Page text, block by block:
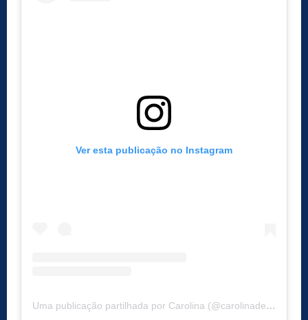
Ver esta publicação no Instagram
Uma publicação partilhada por Carolina (@carolinadeslandes)